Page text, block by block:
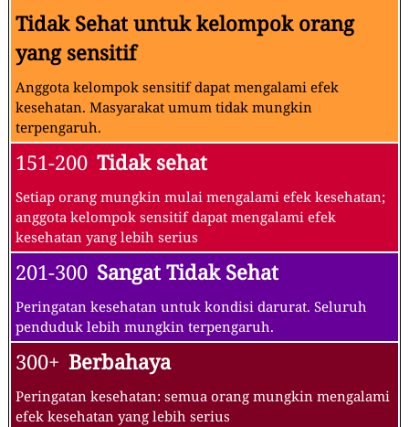
Tidak Sehat untuk kelompok orang
yang sensitif
Anggota kelompok sensitif dapat mengalami efek
kesehatan. Masyarakat umum tidak mungkin
terpengaruh.
151-200 Tidak sehat
Setiap orang mungkin mulai mengalami efek kesehatan;
anggota kelompok sensitif dapat mengalami efek
kesehatan yang lebih serius
201-300 Sangat Tidak Sehat
Peringatan kesehatan untuk kondisi darurat. Seluruh
penduduk lebih mungkin terpengaruh.
300+ Berbahaya
Peringatan kesehatan: semua orang mungkin mengalami
efek kesehatan yang lebih serius